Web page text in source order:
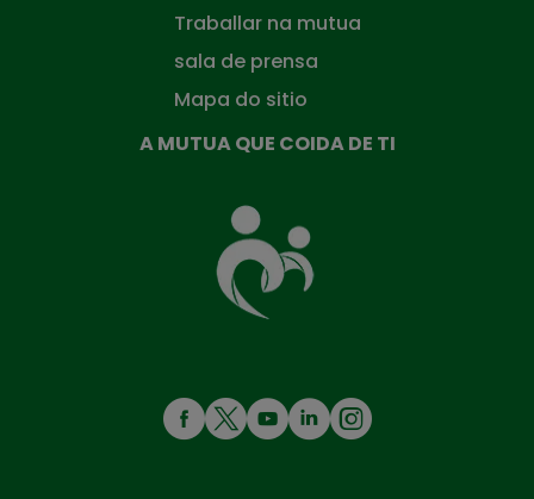
Traballar na mutua
sala de prensa
Mapa do sitio
A MUTUA QUE COIDA DE TI
Mutua
que
te
coida
MENÚ